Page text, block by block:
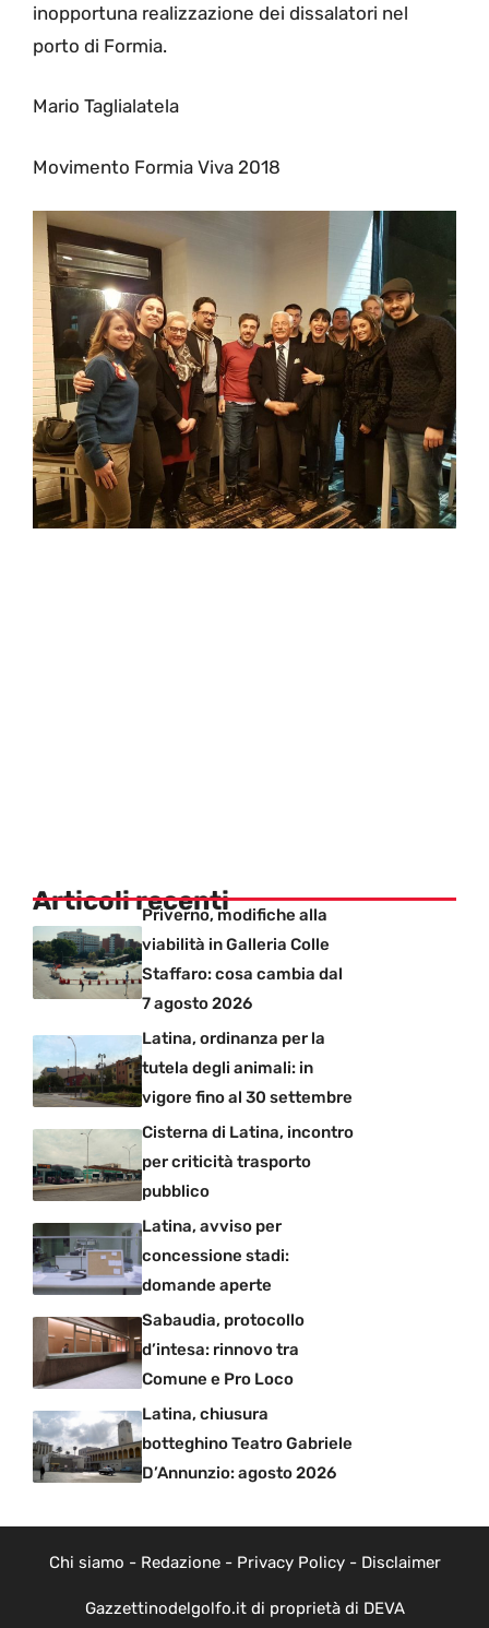
inopportuna realizzazione dei dissalatori nel
porto di Formia.
Mario Taglialatela
Movimento Formia Viva 2018
Articoli recentiPriverno, modifiche alla
viabilità in Galleria Colle
Staffaro: cosa cambia dal
7 agosto 2026
Latina, ordinanza per la
tutela degli animali: in
vigore fino al 30 settembre
Cisterna di Latina, incontro
per criticità trasporto
pubblico
Latina, avviso per
concessione stadi:
domande aperte
Sabaudia, protocollo
d’intesa: rinnovo tra
Comune e Pro Loco
Latina, chiusura
botteghino Teatro Gabriele
D’Annunzio: agosto 2026
Chi siamo - Redazione- Privacy Policy- Disclaimer
Gazzettinodelgolfo.it di proprietà di DEVA